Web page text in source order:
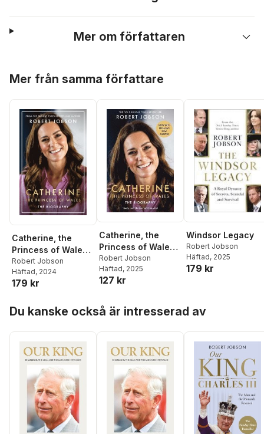
Mer om författaren
Mer från samma författare
Catherine, the
Princess of Wales:
The Biography
Robert Jobson
Häftad, 2024
179 kr
Catherine, the
Princess of Wales:
The Biography
Robert Jobson
Häftad, 2025
127 kr
Windsor Legacy
Robert Jobson
Häftad, 2025
179 kr
Du kanske också är intresserad av